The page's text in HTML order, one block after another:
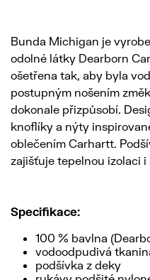
Bunda Michigan je
odolné látky Dearborn
ošetřena tak, aby byla
postupným nošením
dokonale přizpůsobí.
knoflíky a nýty
oblečením Carhartt.
zajišťuje tepelnou izolaci
Specifikace:
100 % bavlna
vodoodpudivá
podšívka z deky